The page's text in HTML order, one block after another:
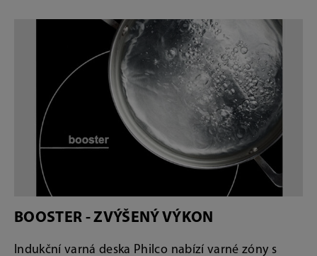
BOOSTER - ZVÝŠENÝ VÝKON
Indukční varná deska Philco nabízí varné zóny s